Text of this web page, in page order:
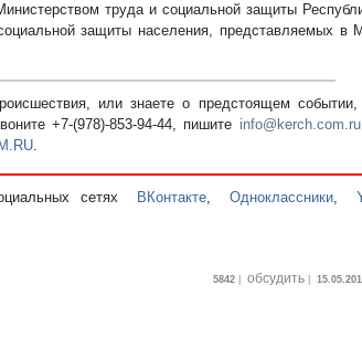
труда и социальной защиты
защиты населения, представляемых в
или знаете о предстоящем событии,
+7-(978)-853-94-44, пишите info@kerch.com.ru
.
сетях ВКонтакте Одноклассники ,
5842| обсудить|